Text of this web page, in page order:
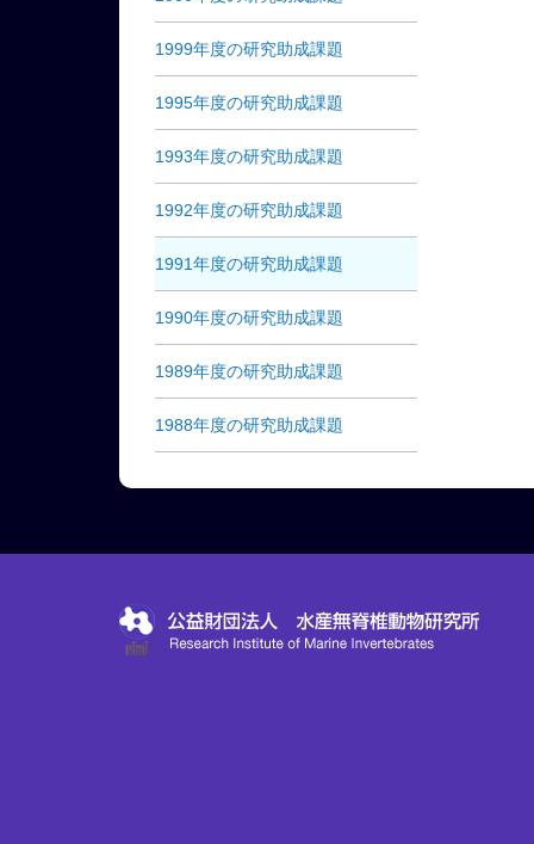
1999年度の研究助成課題
1995年度の研究助成課題
1993年度の研究助成課題
1992年度の研究助成課題
1991年度の研究助成課題
1990年度の研究助成課題
1989年度の研究助成課題
1988年度の研究助成課題